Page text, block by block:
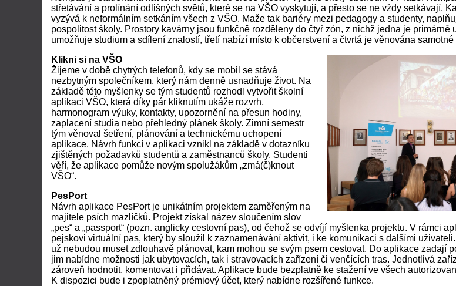
střetávání a prolínání odlišných světů, které se na VŠO vyskytují, a přesto se ne vždy setkávají.
vyzývá k neformálním setkáním všech z VŠO. Maže tak bariéry mezi pedagogy a studenty,
pospolitost školy. Prostory kavárny jsou funkčně rozděleny do čtyř zón, z nichž jedna je primárně
umožňuje studium a sdílení znalostí, třetí nabízí místo k občerstvení a čtvrtá je věnována
Klikni si na VŠO
Žijeme v době chytrých telefonů, kdy se mobil se stává
nezbytným společníkem, který nám denně usnadňuje život. Na
základě této myšlenky se tým studentů rozhodl vytvořit školní
aplikaci VŠO, která díky pár kliknutím ukáže rozvrh,
harmonogram výuky, kontakty, upozornění na přesun hodiny,
zaplacení studia nebo přehledný plánek školy. Zimní semestr
tým věnoval šetření, plánování a technickému uchopení
aplikace. Návrh funkcí v aplikaci vznikl na základě v dotazníku
zjištěných požadavků studentů a zaměstnanců školy. Studenti
věří, že aplikace pomůže novým spolužákům „zmá(č)knout
VŠO“.
PesPort
Návrh aplikace PesPort je unikátním projektem zaměřeným na
majitele psích mazlíčků. Projekt získal název sloučením slov
„pes“ a „passport“ (pozn. anglicky cestovní pas), od čehož se odvíjí myšlenka projektu. V rámci
pejskovi virtuální pas, který by sloužil k zaznamenávání aktivit, i ke komunikaci s dalšími
už nebudou muset zdlouhavě plánovat, kam mohou se svým psem cestovat. Do aplikace zadají
jim nabídne možnosti jak ubytovacích, tak i stravovacích zařízení či venčících tras. Jednotlivá
zároveň hodnotit, komentovat i přidávat. Aplikace bude bezplatně ke stažení ve všech
K dispozici bude i zpoplatněný prémiový účet, který nabídne rozšířené funkce.